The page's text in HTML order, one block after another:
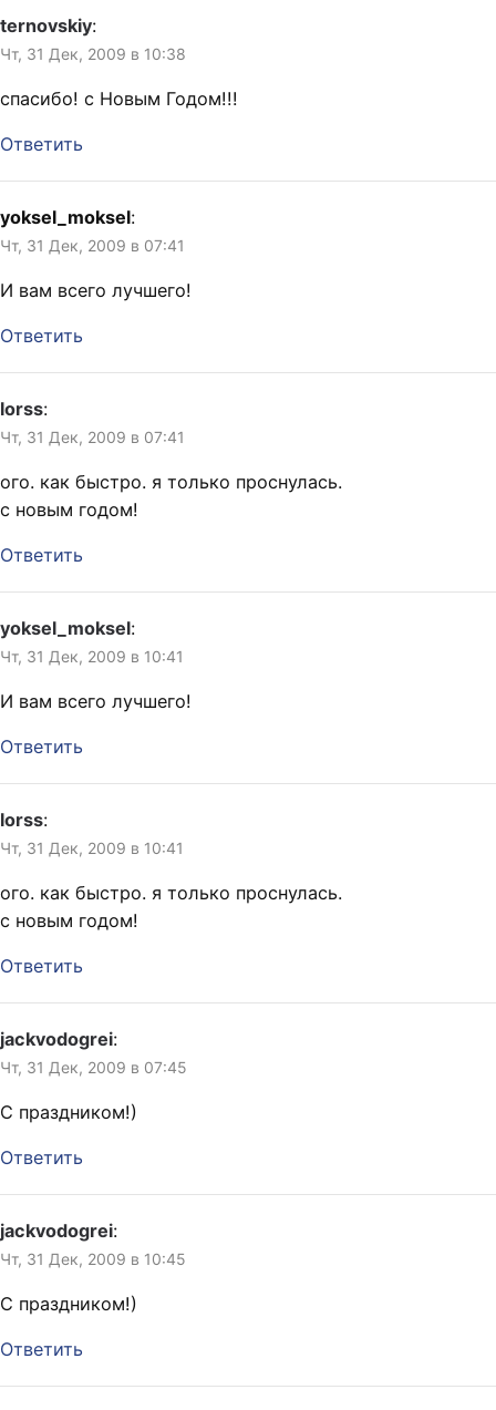
ternovskiy:
Чт, 31 Дек, 2009 в 10:38
спасибо! с Новым Годом!!!
Ответить
yoksel_moksel:
Чт, 31 Дек, 2009 в 07:41
И вам всего лучшего!
Ответить
lorss:
Чт, 31 Дек, 2009 в 07:41
ого. как быстро. я только проснулась.
с новым годом!
Ответить
yoksel_moksel:
Чт, 31 Дек, 2009 в 10:41
И вам всего лучшего!
Ответить
lorss:
Чт, 31 Дек, 2009 в 10:41
ого. как быстро. я только проснулась.
с новым годом!
Ответить
jackvodogrei:
Чт, 31 Дек, 2009 в 07:45
С праздником!)
Ответить
jackvodogrei:
Чт, 31 Дек, 2009 в 10:45
С праздником!)
Ответить